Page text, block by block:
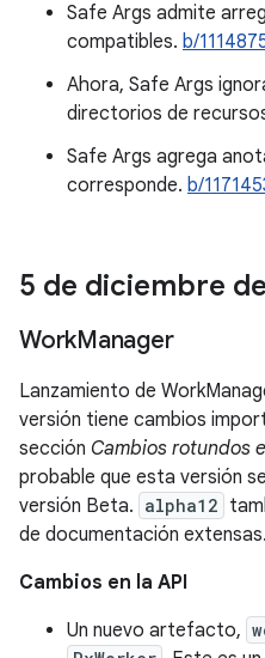
Safe Args admite
compatibles. b/
Ahora, Safe Args
directorios de
Safe Args agrega
corresponde. b/
5 de diciembre
WorkManager
Lanzamiento de
versión tiene cambios
sección Cambios rotundos
probable que esta versión
versión Beta. alpha12
de documentación extensas.
Cambios en la API
Un nuevo artefacto,